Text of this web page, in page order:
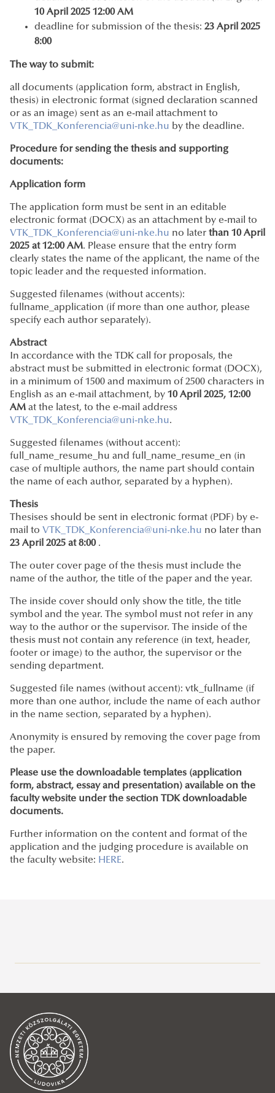
Rektori utasítások
Dékáni tájékoztatók, intézkedések, utasítások
Dékáni tájékoztatók
Dékáni intézkedések
Dékáni utasítások
Campus térkép
Egyéb tájékoztatók
Tanulmányi Osztály
Ügyfélfogadás
Tanulmányi ügyek
Hallgatói pénzügyek
10 April 2025 12:00 AM
deadline for submission of the thesis: 23 April 2025
8:00
The way to submit:
all documents (application form, abstract in English,
thesis) in electronic format (signed declaration scanned
or as an image) sent as an e-mail attachment to
VTK_TDK_Konferencia@uni-nke.hu by the deadline.
Procedure for sending the thesis and supporting
documents:
Application form
The application form must be sent in an editable
electronic format (DOCX) as an attachment by e-mail to
VTK_TDK_Konferencia@uni-nke.hu no later than 10 April
2025 at 12:00 AM. Please ensure that the entry form
clearly states the name of the applicant, the name of the
topic leader and the requested information.
Suggested filenames (without accents):
fullname_application (if more than one author, please
specify each author separately).
Abstract
In accordance with the TDK call for proposals, the
abstract must be submitted in electronic format (DOCX),
in a minimum of 1500 and maximum of 2500 characters in
English as an e-mail attachment, by 10 April 2025, 12:00
AM at the latest, to the e-mail address
VTK_TDK_Konferencia@uni-nke.hu.
Suggested filenames (without accent):
full_name_resume_hu and full_name_resume_en (in
case of multiple authors, the name part should contain
the name of each author, separated by a hyphen).
Thesis
Thesises should be sent in electronic format (PDF) by e-
mail to VTK_TDK_Konferencia@uni-nke.hu no later than
23 April 2025 at 8:00 .
The outer cover page of the thesis must include the
name of the author, the title of the paper and the year.
The inside cover should only show the title, the title
symbol and the year. The symbol must not refer in any
way to the author or the supervisor. The inside of the
thesis must not contain any reference (in text, header,
footer or image) to the author, the supervisor or the
sending department.
Suggested file names (without accent): vtk_fullname (if
more than one author, include the name of each author
in the name section, separated by a hyphen).
Anonymity is ensured by removing the cover page from
the paper.
Please use the downloadable templates (application
form, abstract, essay and presentation) available on the
faculty website under the section TDK downloadable
documents.
Further information on the content and format of the
application and the judging procedure is available on
the faculty website: HERE.